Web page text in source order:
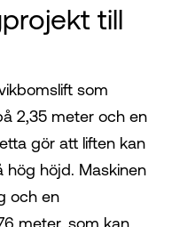
till
som
2,35 meter och en
gör att liften kan
höjd. Maskinen
och en